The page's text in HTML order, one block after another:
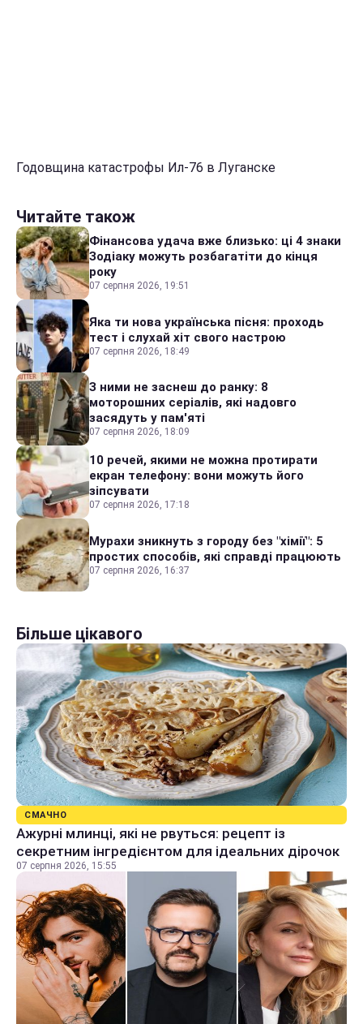
Годовщина катастрофы Ил-76 в Луганске
Читайте також
Фінансова удача вже близько: ці 4 знаки
Зодіаку можуть розбагатіти до кінця
року
07 серпня 2026, 19:51
Яка ти нова українська пісня: проходь
тест і слухай хіт свого настрою
07 серпня 2026, 18:49
З ними не заснеш до ранку: 8
моторошних серіалів, які надовго
засядуть у пам'яті
07 серпня 2026, 18:09
10 речей, якими не можна протирати
екран телефону: вони можуть його
зіпсувати
07 серпня 2026, 17:18
Мурахи зникнуть з городу без "хімії": 5
простих способів, які справді працюють
07 серпня 2026, 16:37
Більше цікавого
СМАЧНО
Ажурні млинці, які не рвуться: рецепт із
секретним інгредієнтом для ідеальних дірочок
07 серпня 2026, 15:55